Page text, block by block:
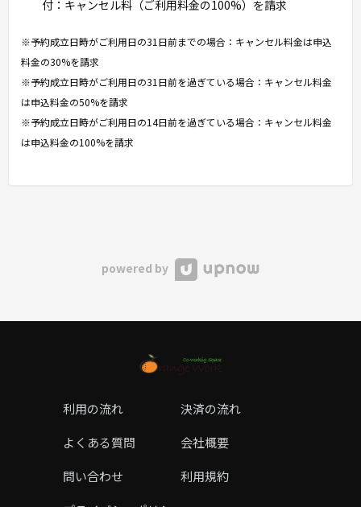
付：キャンセル料（ご利用料金の100%）を請求
※予約成立日時がご利用日の31日前までの場合：キャンセル料金は申込
料金の30%を請求
※予約成立日時がご利用日の31日前を過ぎている場合：キャンセル料金
は申込料金の50%を請求
※予約成立日時がご利用日の14日前を過ぎている場合：キャンセル料金
は申込料金の100%を請求
powered by
利用の流れ
決済の流れ
よくある質問
会社概要
問い合わせ
利用規約